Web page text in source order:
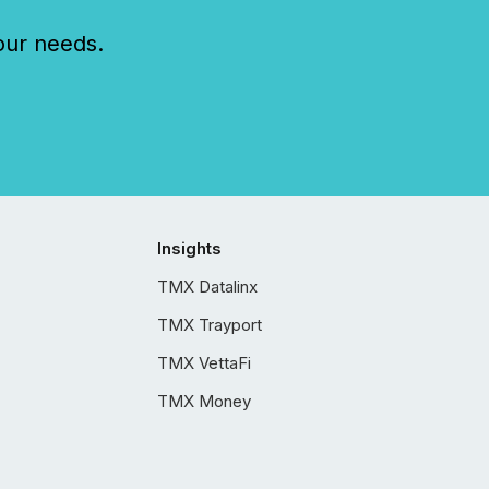
needs.
Insights
TMX Datalinx
TMX Trayport
TMX VettaFi
TMX Money